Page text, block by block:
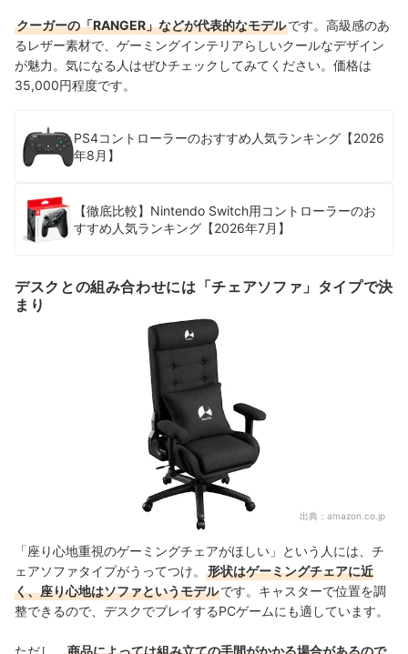
クーガーの「RANGER」などが代表的なモデルです。高級感のあ
るレザー素材で、ゲーミングインテリアらしいクールなデザイン
が魅力。気になる人はぜひチェックしてみてください。価格は
35,000円程度です。
PS4コントローラーのおすすめ人気ランキング【2026
年8月】
【徹底比較】Nintendo Switch用コントローラーのお
すすめ人気ランキング【2026年7月】
デスクとの組み合わせには「チェアソファ」タイプで決
まり
出典： amazon.co.jp
「座り心地重視のゲーミングチェアがほしい」という人には、チ
ェアソファタイプがうってつけ。
形状はゲーミングチェアに近
く、座り心地はソファというモデルです。キャスターで位置を調
整できるので、デスクでプレイするPCゲームにも適しています。
ただし、 商品によっては組み立ての手間がかかる場合があるので